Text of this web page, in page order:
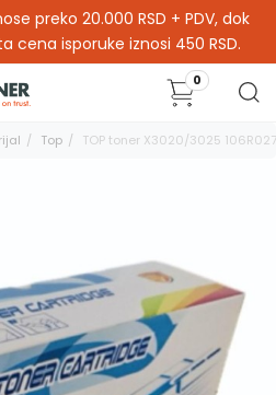
preko 20.000 RSD + PDV, dok
cena isporuke iznosi 450 RSD.
0
Top TOP toner X3020/3025